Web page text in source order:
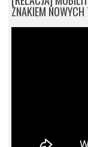
ZNAKIEM